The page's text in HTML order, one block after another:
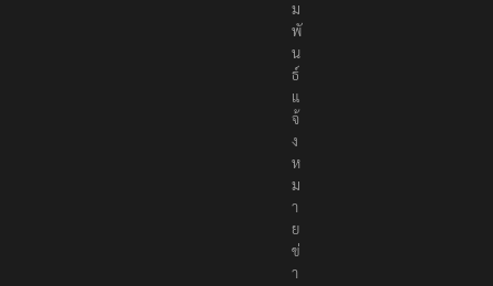
า
สั
ม
พั
น
ธ์
แ
จ้
ง
ห
ม
า
ย